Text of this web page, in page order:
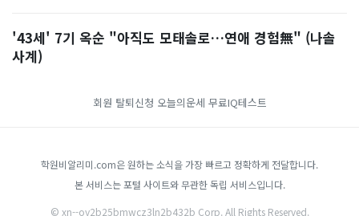
'43세' 7기 옥순 "아직도 모태솔로…연애 경험無" (나솔
사계)
회원 탈퇴신청 오늘의운세 무료IQ테스트
학원비알리미.com은 원하는 소식을 가장 빠르고 정확하게 전달합니다.
본 서비스는 포털 사이트와 무관한 독립 서비스입니다.
© xn--oy2b25bmwcz3ln2b432b Corp. All Rights Reserved.